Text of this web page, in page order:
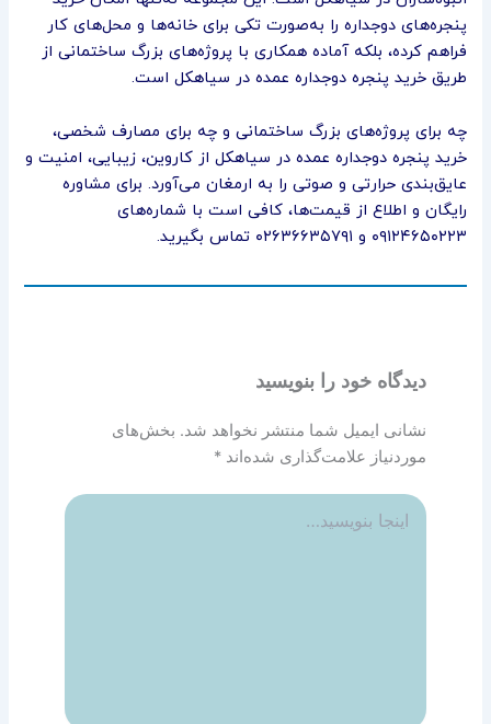
پنجره‌های دوجداره را به‌صورت تکی برای خانه‌ها و محل‌های کار
فراهم کرده، بلکه آماده همکاری با پروژه‌های بزرگ ساختمانی از
طریق خرید پنجره دوجداره عمده در سیاهکل است.
چه برای پروژه‌های بزرگ ساختمانی و چه برای مصارف شخصی،
خرید پنجره دوجداره عمده در سیاهکل از کاروین، زیبایی، امنیت و
عایق‌بندی حرارتی و صوتی را به ارمغان می‌آورد. برای مشاوره
رایگان و اطلاع از قیمت‌ها، کافی است با شماره‌های
۰۹۱۲۴۶۵۰۲۲۳ و ۰۲۶۳۶۶۳۵۷۹۱ تماس بگیرید.
دیدگاه‌ خود را بنویسید
نشانی ایمیل شما منتشر نخواهد شد. بخش‌های
موردنیاز علامت‌گذاری شده‌اند *
اینجا
بنویسید…